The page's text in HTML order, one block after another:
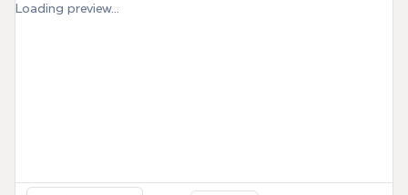
Loading preview...